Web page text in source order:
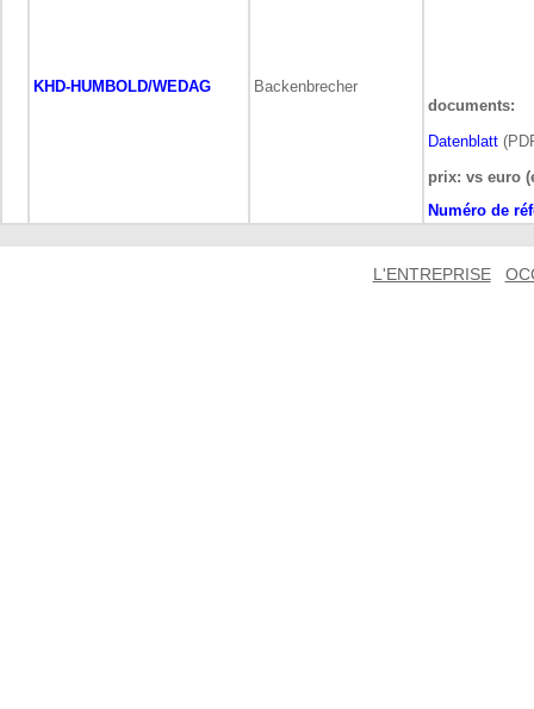
KHD-HUMBOLD/WEDAG Backenbrecher
documents:
Datenblatt
prix: vs euro
Numéro de
L'ENTREPRISE